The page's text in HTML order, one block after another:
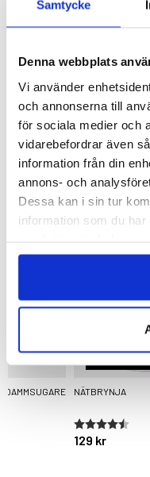
Samtycke
Denna webbplats
Vi använder
och annonserna till
för sociala medier och
vidarebefordrar även
information från din
annons- och
Dessa kan i sin tur
information som du
GRÅ/RÖD VÄRMEFILT
299 kr
Betyg:
4.7 utav 5
KÖPS
DAMMSUGARE NÄTBRYNJA
129 kr
Betyg:
4.6 utav 5